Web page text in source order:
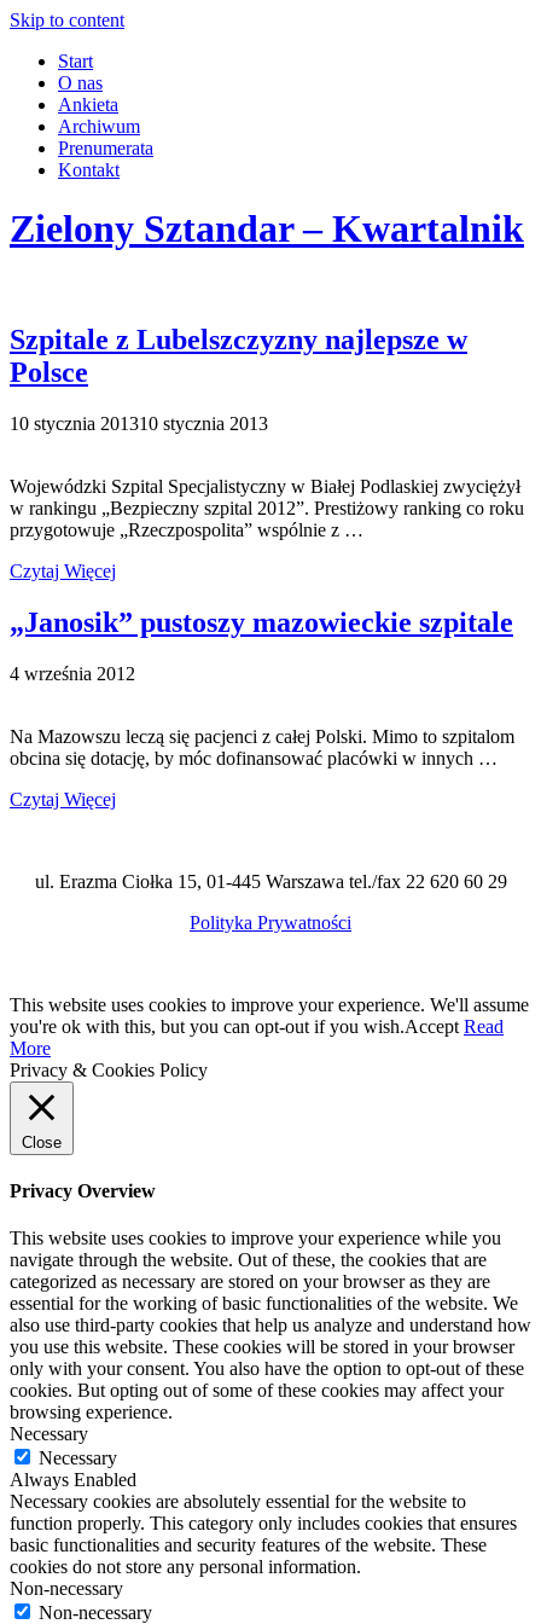
Skip to content
Start
O nas
Ankieta
Archiwum
Prenumerata
Kontakt
Zielony Sztandar – Kwartalnik
Szpitale z Lubelszczyzny najlepsze w
Polsce
10 stycznia 201310 stycznia 2013
Wojewódzki Szpital Specjalistyczny w Białej Podlaskiej zwyciężył
w rankingu „Bezpieczny szpital 2012”. Prestiżowy ranking co roku
przygotowuje „Rzeczpospolita” wspólnie z …
Czytaj Więcej
„Janosik” pustoszy mazowieckie szpitale
4 września 2012
Na Mazowszu leczą się pacjenci z całej Polski. Mimo to szpitalom
obcina się dotację, by móc dofinansować placówki w innych …
Czytaj Więcej
ul. Erazma Ciołka 15, 01-445 Warszawa tel./fax 22 620 60 29
Polityka Prywatności
This website uses cookies to improve your experience. We'll assume
you're ok with this, but you can opt-out if you wish.Accept Read
More
Privacy & Cookies Policy
Close
Privacy Overview
This website uses cookies to improve your experience while you
navigate through the website. Out of these, the cookies that are
categorized as necessary are stored on your browser as they are
essential for the working of basic functionalities of the website. We
also use third-party cookies that help us analyze and understand how
you use this website. These cookies will be stored in your browser
only with your consent. You also have the option to opt-out of these
cookies. But opting out of some of these cookies may affect your
browsing experience.
Necessary
Necessary
Always Enabled
Necessary cookies are absolutely essential for the website to
function properly. This category only includes cookies that ensures
basic functionalities and security features of the website. These
cookies do not store any personal information.
Non-necessary
Non-necessary